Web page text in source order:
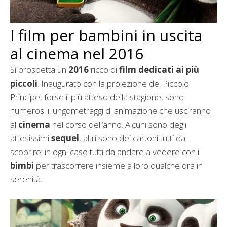
I film per bambini in uscita
al cinema nel 2016
Si prospetta un 2016 ricco difilm dedicati ai più
piccoli. Inaugurato con la proiezione del Piccolo
Principe, forse il più atteso della stagione, sono
numerosi i lungometraggi di animazione che usciranno
al cinema nel corso dell’anno. Alcuni sono degli
attesissimisequel, altri sono dei cartoni tutti da
scoprire: in ogni caso tutti da andare a vedere con i
bimbi per trascorrere insieme a loro qualche ora in
serenità.